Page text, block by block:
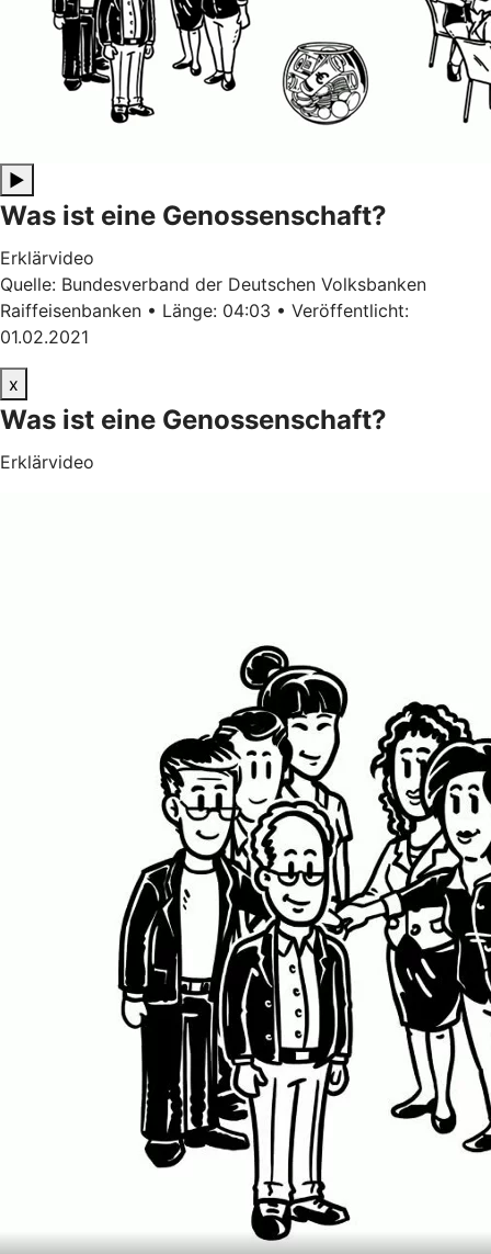
▶
Was ist eine Genossenschaft?
Erklärvideo
Quelle: Bundesverband der Deutschen Volksbanken
Raiffeisenbanken • Länge: 04:03 • Veröffentlicht:
01.02.2021
x
Was ist eine Genossenschaft?
Erklärvideo